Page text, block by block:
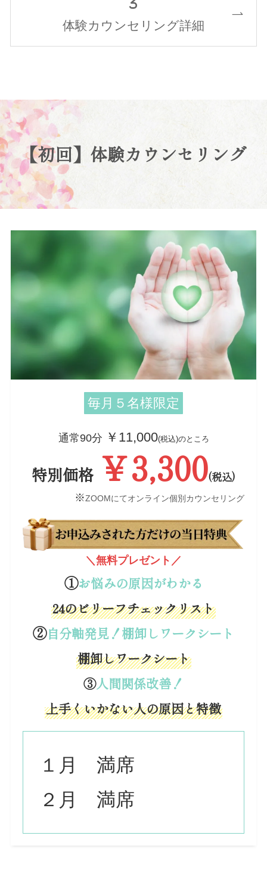
体験カウンセリング詳細
【初回】体験カウンセリング
毎月５名様限定
通常90分 ￥11,000(税込)のところ
特別価格 ￥3,300(税込)
※ZOOMにてオンライン個別カウンセリング
＼無料プレゼント／
①お悩みの原因がわかる
24のビリーフチェックリスト
②自分軸発見！棚卸しワークシート
棚卸しワークシート
③人間関係改善！
上手くいかない人の原因と特徴
１月 満席
２月 満席